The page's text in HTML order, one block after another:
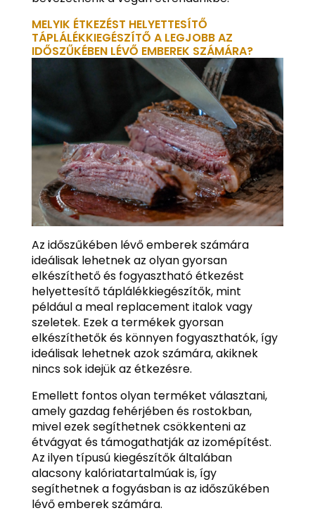
MELYIK ÉTKEZÉST HELYETTESÍTŐ
TÁPLÁLÉKKIEGÉSZÍTŐ A LEGJOBB AZ
IDŐSZŰKÉBEN LÉVŐ EMBEREK SZÁMÁRA?
Az időszűkében lévő emberek számára
ideálisak lehetnek az olyan gyorsan
elkészíthető és fogyasztható étkezést
helyettesítő táplálékkiegészítők, mint
például a meal replacement italok vagy
szeletek. Ezek a termékek gyorsan
elkészíthetők és könnyen fogyaszthatók, így
ideálisak lehetnek azok számára, akiknek
nincs sok idejük az étkezésre.
Emellett fontos olyan terméket választani,
amely gazdag fehérjében és rostokban,
mivel ezek segíthetnek csökkenteni az
étvágyat és támogathatják az izomépítést.
Az ilyen típusú kiegészítők általában
alacsony kalóriatartalmúak is, így
segíthetnek a fogyásban is az időszűkében
lévő emberek számára.